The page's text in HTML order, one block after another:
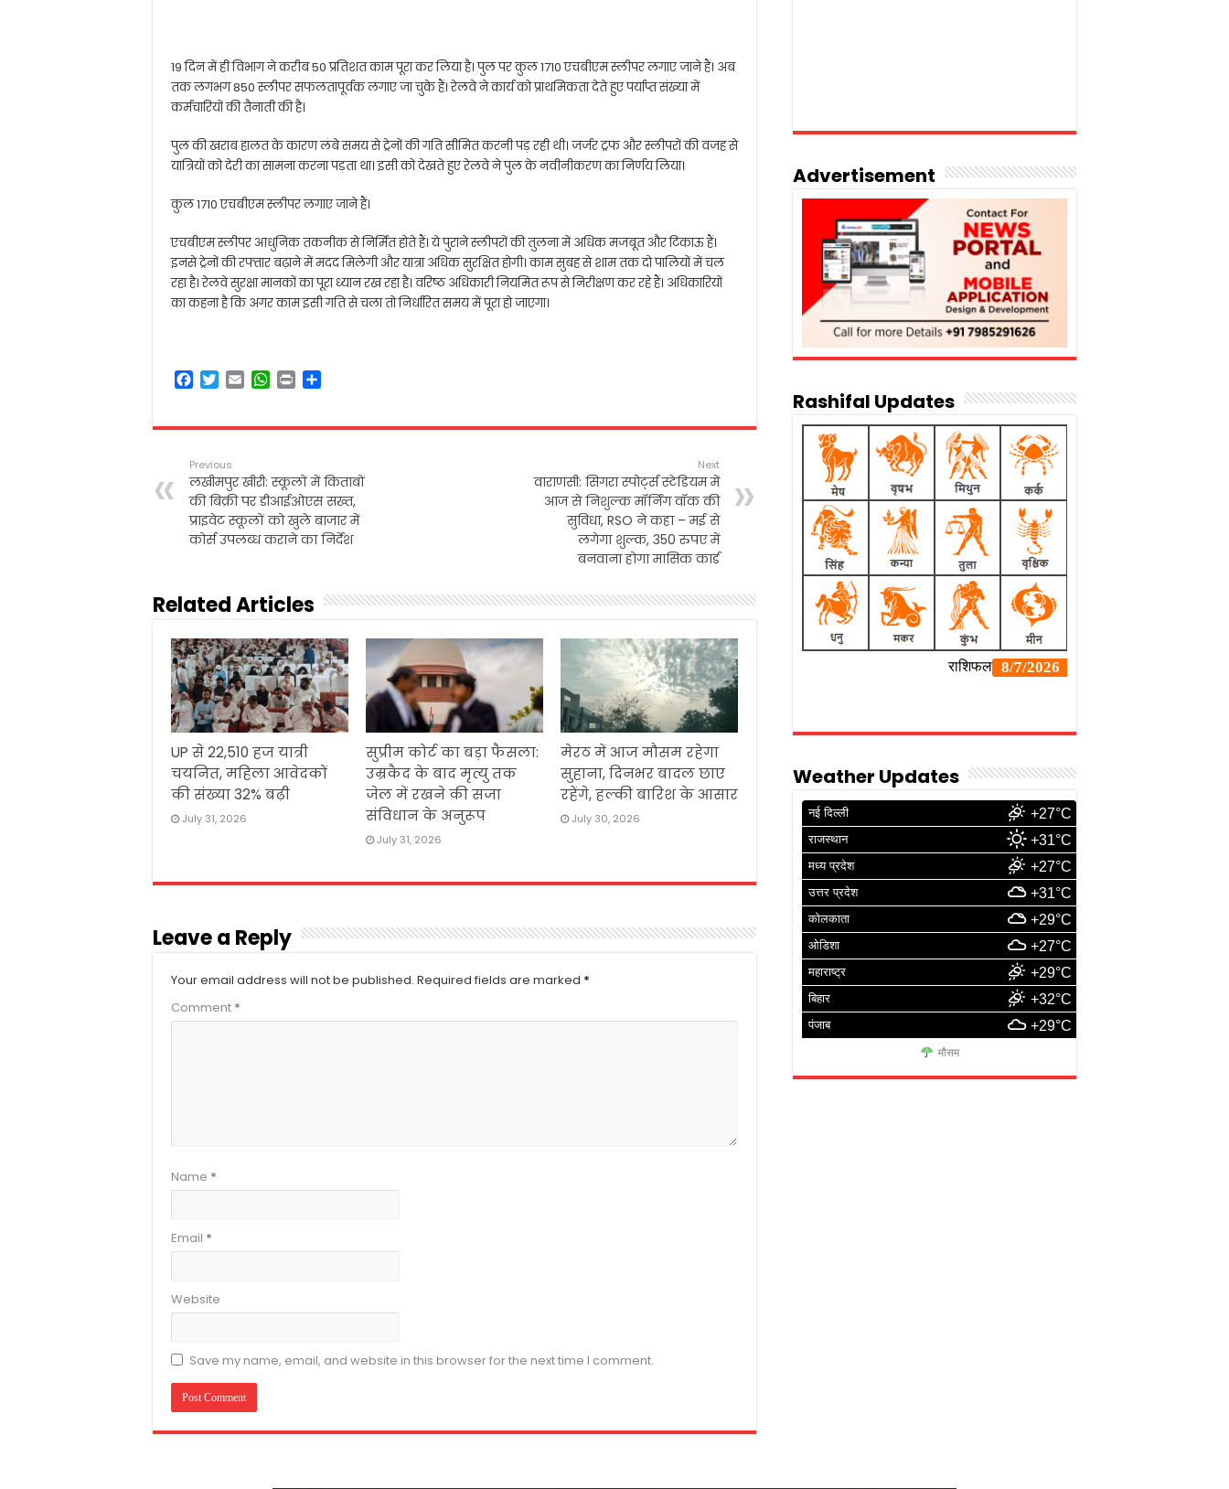
19 दिन में ही विभाग ने करीब 50 प्रतिशत काम पूरा कर लिया है। पुल पर कुल 1710 एचबीएम स्लीपर लगाए जाने हैं। अब
तक लगभग 850 स्लीपर सफलतापूर्वक लगाए जा चुके हैं। रेलवे ने कार्य को प्राथमिकता देते हुए पर्याप्त संख्या में
कर्मचारियों की तैनाती की है।
पुल की खराब हालत के कारण लंबे समय से ट्रेनों की गति सीमित करनी पड़ रही थी। जर्जर ट्रफ और स्लीपरों की वजह से
यात्रियों को देरी का सामना करना पड़ता था। इसी को देखते हुए रेलवे ने पुल के नवीनीकरण का निर्णय लिया।
कुल 1710 एचबीएम स्लीपर लगाए जाने हैं।
एचबीएम स्लीपर आधुनिक तकनीक से निर्मित होते हैं। ये पुराने स्लीपरों की तुलना में अधिक मजबूत और टिकाऊ हैं।
इनसे ट्रेनों की रफ्तार बढ़ाने में मदद मिलेगी और यात्रा अधिक सुरक्षित होगी। काम सुबह से शाम तक दो पालियों में चल
रहा है। रेलवे सुरक्षा मानकों का पूरा ध्यान रख रहा है। वरिष्ठ अधिकारी नियमित रूप से निरीक्षण कर रहे हैं। अधिकारियों
का कहना है कि अगर काम इसी गति से चला तो निर्धारित समय में पूरा हो जाएगा।
F
e
o
o
k
T
t
e
r
E
i
W
t
p
p
P
n
r
Previous
लखीमपुर खीरी: स्कूलों में किताबों
की बिक्री पर डीआईओएस सख्त,
प्राइवेट स्कूलों को खुले बाजार में
कोर्स उपलब्ध कराने का निर्देश
Next
वाराणसी: सिगरा स्पोर्ट्स स्टेडियम में
आज से निशुल्क मॉर्निंग वॉक की
सुविधा, RSO ने कहा – मई से
लगेगा शुल्क, 350 रुपए में
बनवाना होगा मासिक कार्ड
Related Articles
UP से 22,510 हज यात्री
चयनित, महिला आवेदकों
की संख्या 32% बढ़ी
July 31, 2026
सुप्रीम कोर्ट का बड़ा फैसला:
उम्रकैद के बाद मृत्यु तक
जेल में रखने की सजा
संविधान के अनुरूप
July 31, 2026
मेरठ में आज मौसम रहेगा
सुहाना, दिनभर बादल छाए
रहेंगे, हल्की बारिश के आसार
July 30, 2026
Leave a Reply
Your email address will not be published. Required fields are marked *
Comment *
Name *
Email *
Website
Save my name, email, and website in this browser for the next time I comment.
Advertisement
Rashifal Updates
Weather Updates
नई दिल्ली +27°C
राजस्थान +31°C
मध्य प्रदेश +27°C
उत्तर प्रदेश +31°C
कोलकाता +29°C
ओडिशा +27°C
महाराष्ट्र +29°C
बिहार +32°C
पंजाब +29°C
मौसम